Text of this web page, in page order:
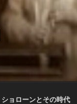
ショローンとその時代